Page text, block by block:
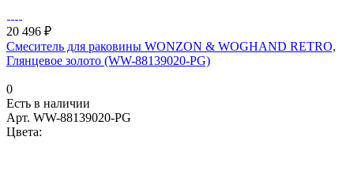
20 496 ₽
Смеситель для раковины WONZON & WOGHAND RETRO,
Глянцевое золото (WW-88139020-PG)
0
Есть в наличии
Арт. WW-88139020-PG
Цвета: